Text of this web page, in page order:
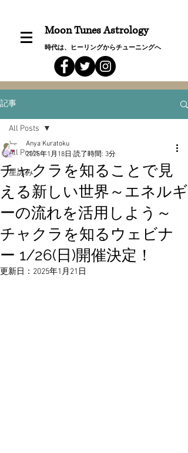
Moon Tunes Astrology
時代は、ヒーリングからチューニングへ
記事
All Posts
星詠み
All Posts
チャクラを知ることで見
える新しい世界～エネルギ
ーの流れを活用しよう～
チャクラを知るウェビナ
ー 1/26(日)開催決定！
Anya Kuratoku
2025年1月18日 読了時間: 3分
更新日： 2025年1月21日